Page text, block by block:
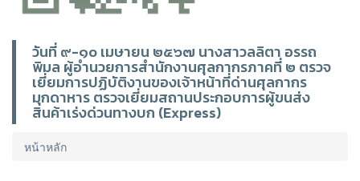
วันที่ ๙-๑๐ เมษายน ๒๕๖๗ นางสาวลลิตา อรรถ
พิมล ผู้อำนวยการสำนักงานศุลกากรภาคที่ ๒ ตรวจ
เยี่ยมการปฏิบัติงานของเจ้าหน้าที่ด่านศุลกากร
มุกดาหาร ตรวจเยี่ยมสถานประกอบการผู้ขนส่ง
สินค้าเร่งด่วนทางบก (Express)
หน้าหลัก